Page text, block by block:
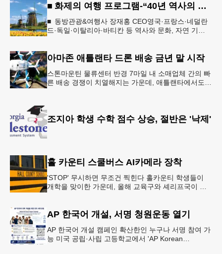
■ 화제의 여행 프로그램-“40년 역사의 신뢰… 서유럽 8개국 13일 대장정”
■ 동방관광&여행사 장재홍 CEO영국·프랑스·네덜란
드·독일·이탈리아·바티칸 등 역사와 문화, 자연 기
아마존 애틀랜타 드론 배송 금년 말 시작
스톤마운틴 물류센터 반경 7마일 내 소매업체 간의 빠
른 배송 경쟁이 치열해지는 가운데, 애틀랜타에서도
조지아 학생 수학 점수 상승, 절반은 '낙제'
홀 카운티 스쿨버스 AI카메라 장착
'STOP' 무시하면 무조건 찍힌다 홀카운티 학생들이
개학을 맞이한 가운데, 올해 교육구와 셰리프국이 학
AP 한국어 개설, 서명 청원운동 열기
AP 한국어 개설 캠페인 확산한인 누구나 서명 참여 가
능 미국 공립·사립 고등학교에서 'AP Korean